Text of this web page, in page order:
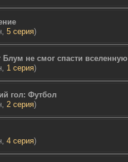
5 серия)
Блум не смог спасти вселенную
1 серия)
гол: Футбол
2 серия)
4 серия)